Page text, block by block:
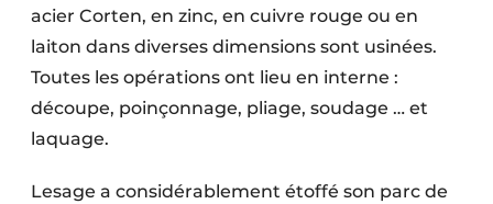
acier Corten, en zinc, en cuivre rouge ou en
laiton dans diverses dimensions sont usinées.
Toutes les opérations ont lieu en interne :
découpe, poinçonnage, pliage, soudage … et
laquage.
Lesage a considérablement étoffé son parc de